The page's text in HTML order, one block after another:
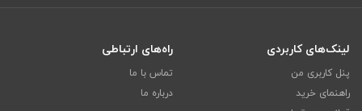
لینک‌های کاربردی
پنل کاربری من
راهنمای خرید
راه‌های ارتباطی
تماس با ما
درباره ما